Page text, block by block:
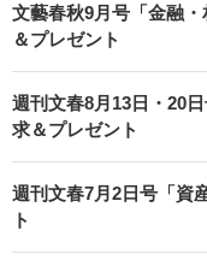
文藝春秋9月号「金融
＆プレゼント
週刊文春8月13日・20
求＆プレゼント
週刊文春7月2日号「資
ト